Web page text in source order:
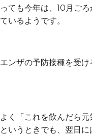
ても今年は、10月ごろ
いるようです。
ザの予防接種を受
「これを飲んだら
いうときでも、翌日